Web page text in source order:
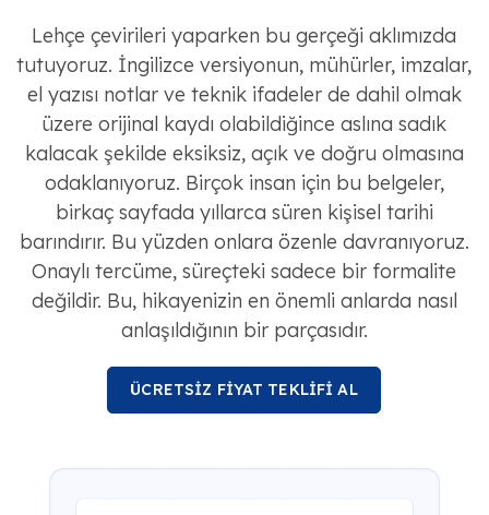
Lehçe çevirileri yaparken bu gerçeği aklımızda
tutuyoruz. İngilizce versiyonun, mühürler, imzalar,
el yazısı notlar ve teknik ifadeler de dahil olmak
üzere orijinal kaydı olabildiğince aslına sadık
kalacak şekilde eksiksiz, açık ve doğru olmasına
odaklanıyoruz. Birçok insan için bu belgeler,
birkaç sayfada yıllarca süren kişisel tarihi
barındırır. Bu yüzden onlara özenle davranıyoruz.
Onaylı tercüme, süreçteki sadece bir formalite
değildir. Bu, hikayenizin en önemli anlarda nasıl
anlaşıldığının bir parçasıdır.
ÜCRETSİZ FİYAT TEKLİFİ AL